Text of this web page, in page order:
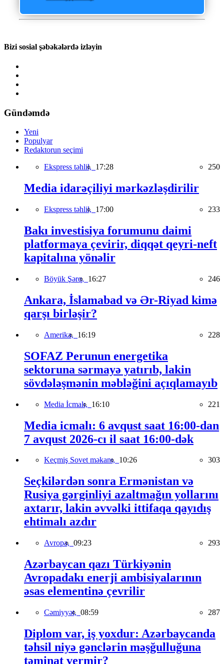
Bizi sosial şəbəkələrdə izləyin
Gündəmdə
Yeni
Populyar
Redaktorun seçimi
Ekspress təhlil, 17:28 250
Media idarəçiliyi mərkəzləşdirilir
Ekspress təhlil, 17:00 233
Bakı investisiya forumunu daimi
platformaya çevirir, diqqət qeyri-neft
kapitalına yönəlir
Böyük Şərq, 16:27 246
Ankara, İslamabad və Ər-Riyad kimə
qarşı birləşir?
Amerika, 16:19 228
SOFAZ Perunun energetika
sektoruna sərmayə yatırıb, lakin
sövdələşmənin məbləğini açıqlamayıb
Media İcmalı, 16:10 221
Media icmalı: 6 avqust saat 16:00-dan
7 avqust 2026-cı il saat 16:00-dək
Keçmiş Sovet məkanı, 10:26 303
Seçkilərdən sonra Ermənistan və
Rusiya gərginliyi azaltmağın yollarını
axtarır, lakin əvvəlki ittifaqa qayıdış
ehtimalı azdır
Avropa, 09:23 293
Azərbaycan qazı Türkiyənin
Avropadakı enerji ambisiyalarının
əsas elementinə çevrilir
Cəmiyyət, 08:59 287
Diplom var, iş yoxdur: Azərbaycanda
təhsil niyə gənclərin məşğulluğuna
təminat vermir?